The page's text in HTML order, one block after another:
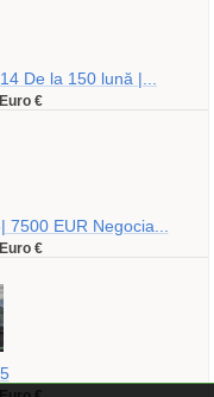
De la 150 lună |...
€
EUR Negocia...
€